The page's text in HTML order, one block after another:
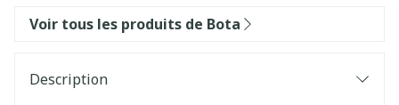
Voir tous les produits de Bota
Description